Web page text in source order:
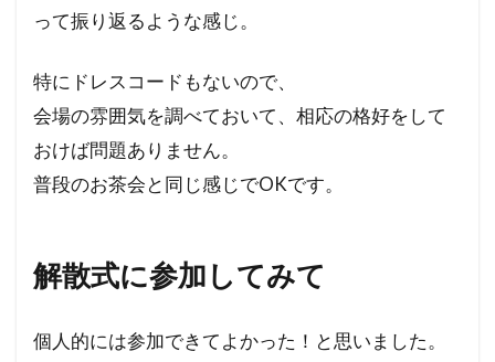
って振り返るような感じ。
特にドレスコードもないので、
会場の雰囲気を調べておいて、相応の格好をして
おけば問題ありません。
普段のお茶会と同じ感じでOKです。
解散式に参加してみて
個人的には参加できてよかった！と思いました。